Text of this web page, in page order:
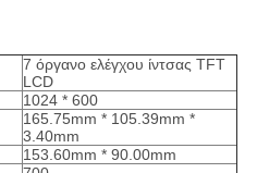
7 όργανο ελέγχου ίντσας TFT
LCD
1024 * 600
165.75mm * 105.39mm *
3.40mm
153.60mm * 90.00mm